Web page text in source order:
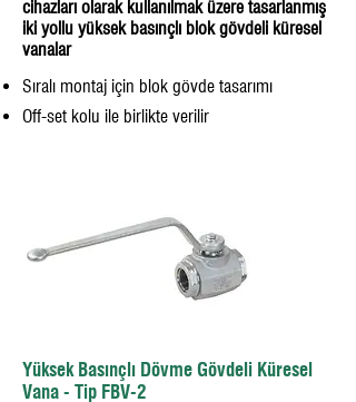
cihazları olarak kullanılmak üzere tasarlanmış
iki yollu yüksek basınçlı blok gövdeli küresel
vanalar
Sıralı montaj için blok gövde tasarımı
Off-set kolu ile birlikte verilir
Yüksek Basınçlı Dövme Gövdeli Küresel
Vana - Tip FBV-2